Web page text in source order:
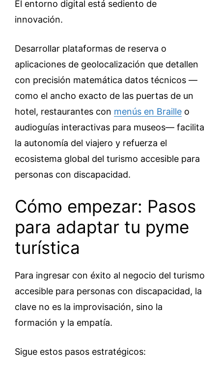
El entorno digital está sediento de
innovación.
Desarrollar plataformas de reserva o
aplicaciones de geolocalización que detallen
con precisión matemática datos técnicos —
como el ancho exacto de las puertas de un
hotel, restaurantes con menús en Braille o
audioguías interactivas para museos— facilita
la autonomía del viajero y refuerza el
ecosistema global del turismo accesible para
personas con discapacidad.
Cómo empezar: Pasos
para adaptar tu pyme
turística
Para ingresar con éxito al negocio del turismo
accesible para personas con discapacidad, la
clave no es la improvisación, sino la
formación y la empatía.
Sigue estos pasos estratégicos: